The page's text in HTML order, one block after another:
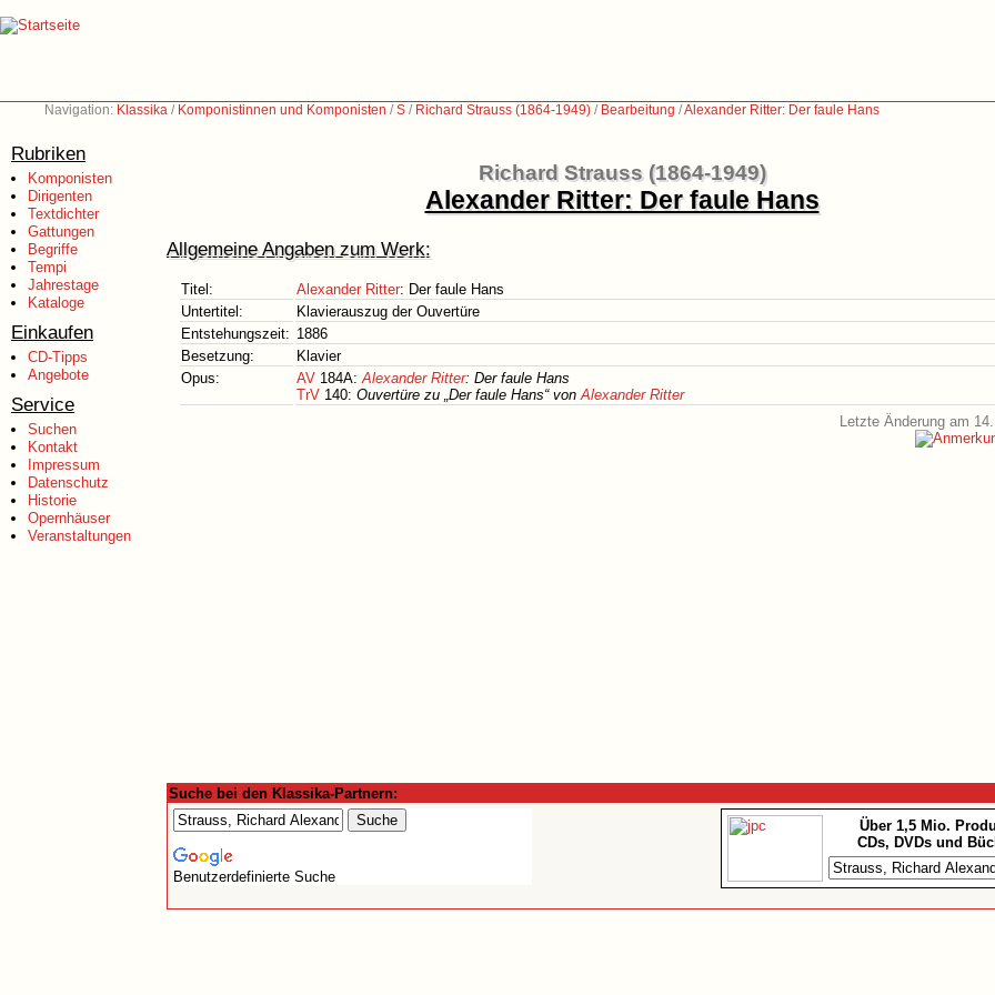
Navigation: Klassika / Komponistinnen und Komponisten /S / Richard Strauss (1864-1949) / Bearbeitung /Alexander Ritter: Der faule Hans
Rubriken
Komponisten
Dirigenten
Textdichter
Gattungen
Begriffe
Tempi
Jahrestage
Kataloge
Einkaufen
CD-Tipps
Angebote
Service
Suchen
Kontakt
Impressum
Datenschutz
Historie
Opernhäuser
Veranstaltungen
Richard Strauss (1864-1949)
Alexander Ritter: Der faule Hans
Allgemeine Angaben zum Werk:
Titel: Alexander Ritter: Der faule Hans
Untertitel:
Klavierauszug der Ouvertüre
Entstehungszeit: 1886
Besetzung:
Klavier
Opus:
AV 184A:Alexander Ritter: Der faule Hans
TrV 140: Ouvertüre zu „Der faule Hans“ vonAlexander Ritter
Letzte Änderung am
Suche bei den Klassika-Partnern:
Benutzerdefinierte Suche
Über 1,5 Mio.
CDs, DVDs und